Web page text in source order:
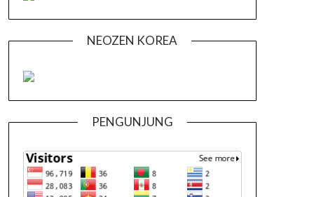
NEOZEN KOREA
PENGUNJUNG